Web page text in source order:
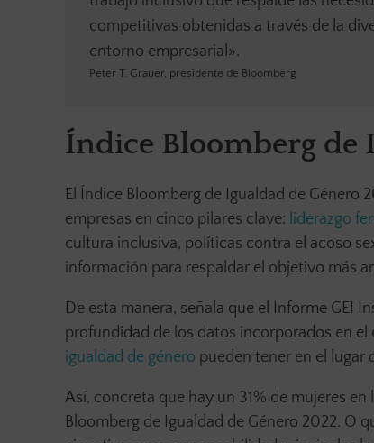
competitivas obtenidas a través de la
entorno empresarial».
Peter T. Grauer, presidente de Bloomberg
Índice Bloomberg de
El Índice Bloomberg de Igualdad de Género
empresas en cinco pilares clave: liderazgo
cultura inclusiva, políticas contra el acoso
información para respaldar el objetivo más
De esta manera, señala que el Informe GEI
profundidad de los datos incorporados en
igualdad de género pueden tener en el lugar
Así, concreta que hay un 31% de mujeres
Bloomberg de Igualdad de Género 2022. O